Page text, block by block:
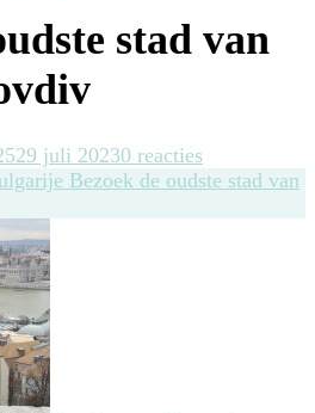
stad van
29 juli 20230 reactiesop
Bezoek
Bezoek de oudste stad van